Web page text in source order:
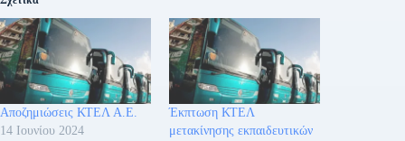
Αποζημιώσεις ΚΤΕΛ Α.Ε.
14 Ιουνίου 2024
Έκπτωση ΚΤΕΛ
μετακίνησης εκπαιδευτικών